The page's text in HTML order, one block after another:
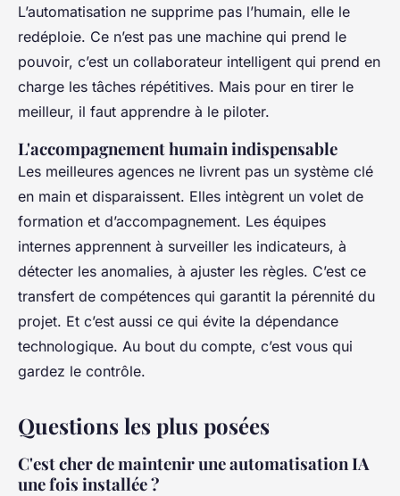
L’automatisation ne supprime pas l’humain, elle le
redéploie. Ce n’est pas une machine qui prend le
pouvoir, c’est un collaborateur intelligent qui prend en
charge les tâches répétitives. Mais pour en tirer le
meilleur, il faut apprendre à le piloter.
L'accompagnement humain indispensable
Les meilleures agences ne livrent pas un système clé
en main et disparaissent. Elles intègrent un volet de
formation et d’accompagnement. Les équipes
internes apprennent à surveiller les indicateurs, à
détecter les anomalies, à ajuster les règles. C’est ce
transfert de compétences qui garantit la pérennité du
projet. Et c’est aussi ce qui évite la dépendance
technologique. Au bout du compte, c’est vous qui
gardez le contrôle.
Questions les plus posées
C'est cher de maintenir une automatisation IA
une fois installée ?